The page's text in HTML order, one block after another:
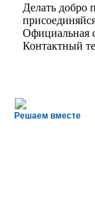
Делать добро
Официальная
Контактный
Решаем вместе